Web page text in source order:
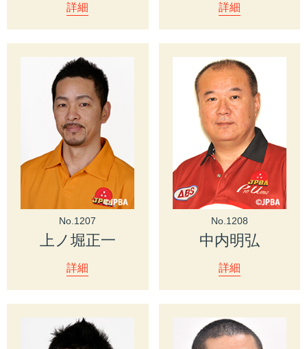
詳細 詳細
No.1207
上ノ堀正一
詳細
No.1208
中内明弘
詳細